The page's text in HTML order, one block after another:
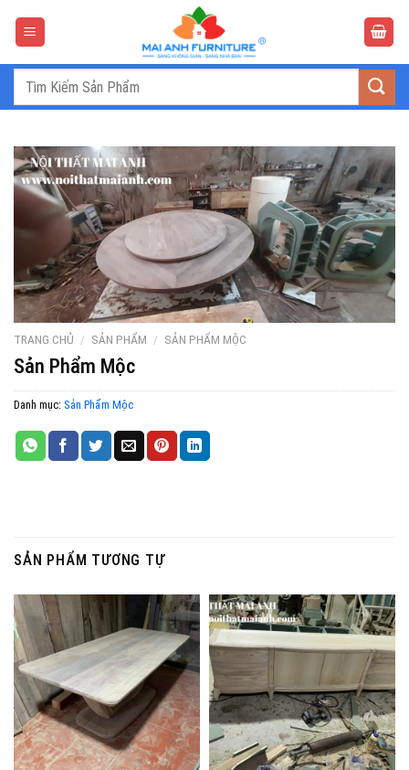
Tìm
TRANG CHỦ / SẢN PHẨM / SẢN PHẨM MỘC
Sản Phẩm Mộc
Danh mục: Sản Phẩm Mộc
SẢN PHẨM TƯƠNG TỰ